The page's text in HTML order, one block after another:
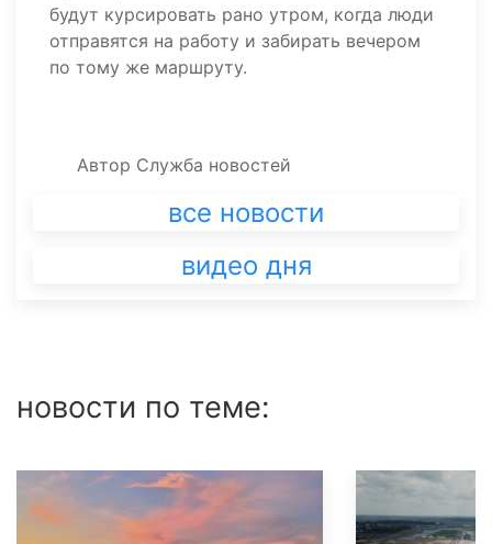
будут курсировать рано утром, когда люди
отправятся на работу и забирать вечером
по тому же маршруту.
Автор Служба новостей
все новости
видео дня
новости по теме: